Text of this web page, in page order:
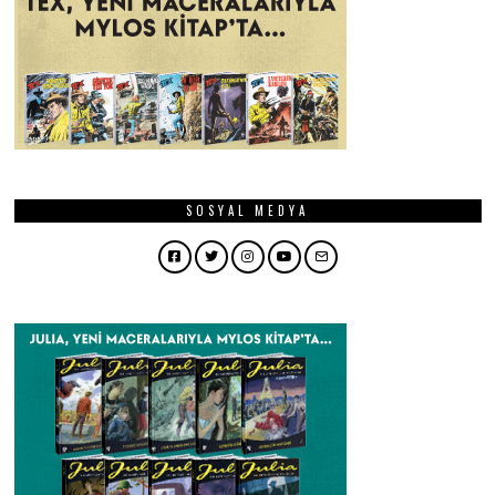
SOSYAL MEDYA
Facebook
TwitterInstagram
YouTubeEmail